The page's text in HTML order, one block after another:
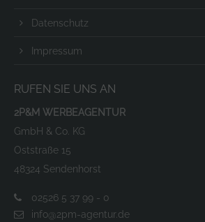
Datenschutz
Impressum
RUFEN SIE UNS AN
2P&M WERBEAGENTUR
GmbH & Co. KG
Oststraße 15
48324 Sendenhorst
02526 5 37 99 - 0
info@2pm-agentur.de